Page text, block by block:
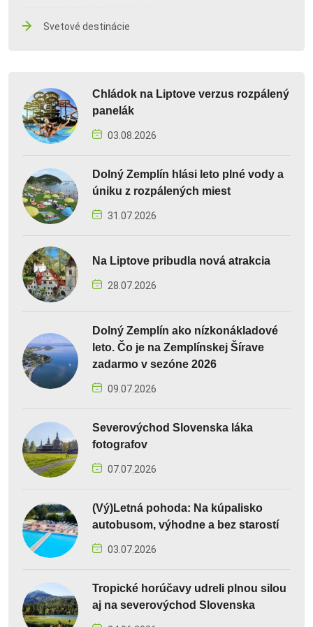
Svetové destinácie
Chládok na Liptove verzus rozpálený
panelák
03.08.2026
Dolný Zemplín hlási leto plné vody a
úniku z rozpálených miest
31.07.2026
Na Liptove pribudla nová atrakcia
28.07.2026
Dolný Zemplín ako nízkonákladové
leto. Čo je na Zemplínskej Šírave
zadarmo v sezóne 2026
09.07.2026
Severovýchod Slovenska láka
fotografov
07.07.2026
(Vý)Letná pohoda: Na kúpalisko
autobusom, výhodne a bez starostí
03.07.2026
Tropické horúčavy udreli plnou silou
aj na severovýchod Slovenska